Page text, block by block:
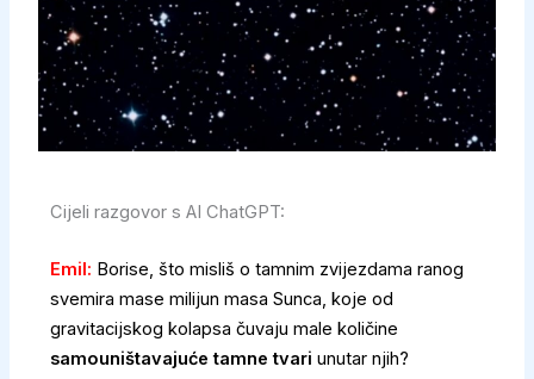
Cijeli razgovor s AI ChatGPT:
Emil: Borise, što misliš o tamnim zvijezdama ranog
svemira mase milijun masa Sunca, koje od
gravitacijskog kolapsa čuvaju male količine
samouništavajuće tamne tvari unutar njih?